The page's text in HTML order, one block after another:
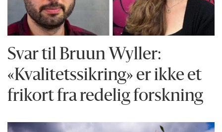
Svar til Bruun Wyller:
«Kvalitetssikring» er ikke et
frikort fra redelig forskning